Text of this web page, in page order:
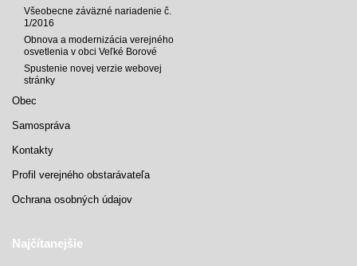
Všeobecne záväzné nariadenie č.
1/2016
Obnova a modernizácia verejného
osvetlenia v obci Veľké Borové
Spustenie novej verzie webovej
stránky
Obec
Samospráva
Kontakty
Profil verejného obstarávateľa
Ochrana osobných údajov
Najčítanejšie